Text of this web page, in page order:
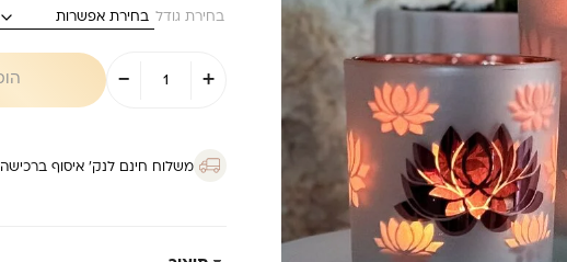
⁦69.00 ₪⁩
בחירת גודל
-
כמות
של
פמוט
+
משלוח חינם לנק’ איסוף ברכישה